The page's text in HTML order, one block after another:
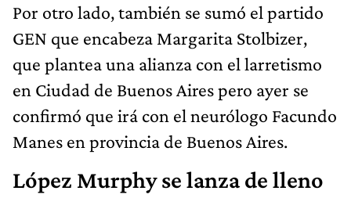
Por otro lado, también se sumó el partido
GEN que encabeza Margarita Stolbizer,
que plantea una alianza con el larretismo
en Ciudad de Buenos Aires pero ayer se
confirmó que irá con el neurólogo Facundo
Manes en provincia de Buenos Aires.
López Murphy se lanza de lleno